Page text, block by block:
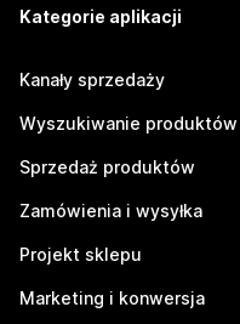
Kategorie aplikacji
Kanały sprzedaży
Wyszukiwanie produktów
Sprzedaż produktów
Zamówienia i wysyłka
Projekt sklepu
Marketing i konwersja